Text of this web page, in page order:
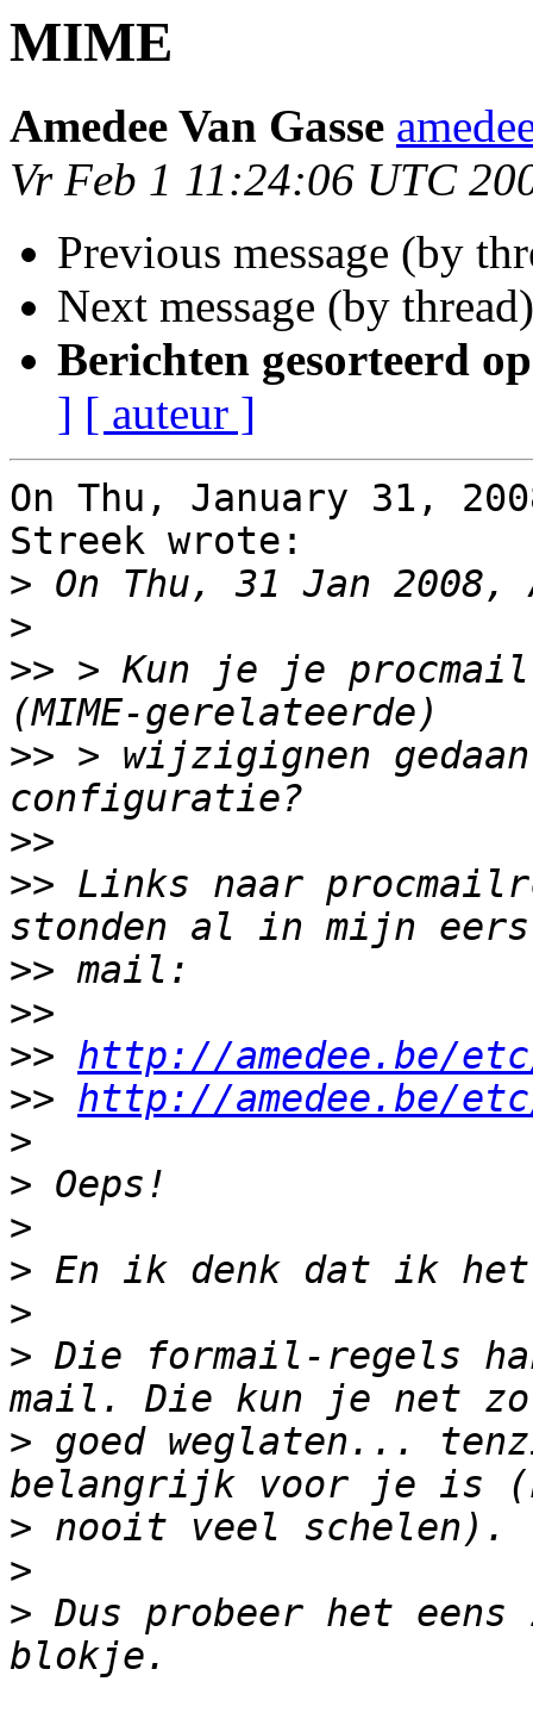
MIME
Amedee Van Gasse
Vr Feb 1 11:24:06 UTC
Previous message (by
Next message (by
Berichten gesorteerd
] [ auteur ]
On Thu, January 31,
Streek wrote:
>
>
>> > Kun je je
>> > wijzigignen
>>
>> Links naar
>>
>>
>> http://amedee.be/
>> http://amedee.be/
>
>
>
>
>
> Die formail-regels
> goed weglaten...
>
>
> Dus probeer het